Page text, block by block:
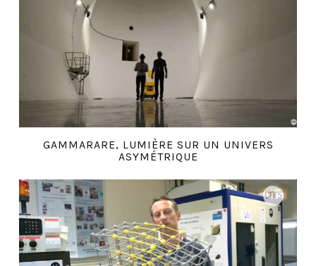
GAMMARARE, LUMIÈRE SUR UN UNIVERS
ASYMÉTRIQUE